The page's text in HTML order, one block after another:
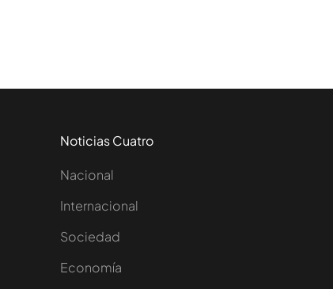
Noticias Cuatro
Nacional
Internacional
Sociedad
Economía